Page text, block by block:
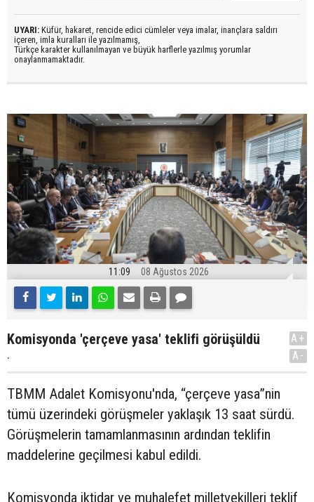
UYARI: Küfür, hakaret, rencide edici cümleler veya imalar, inançlara saldırı
içeren, imla kuralları ile yazılmamış,
Türkçe karakter kullanılmayan ve büyük harflerle yazılmış yorumlar
onaylanmamaktadır.
11:09 08 Ağustos 2026
Komisyonda 'çerçeve yasa' teklifi görüşüldü
.
A+
A-
TBMM Adalet Komisyonu'nda, “çerçeve yasa”nin
tümü üzerindeki görüşmeler yaklaşık 13 saat sürdü.
Görüşmelerin tamamlanmasının ardından teklifin
maddelerine geçilmesi kabul edildi.
Komisyonda iktidar ve muhalefet milletvekilleri teklif